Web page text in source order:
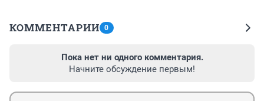
КОММЕНТАРИИ 0
Пока нет ни одного комментария.
Начните обсуждение первым!